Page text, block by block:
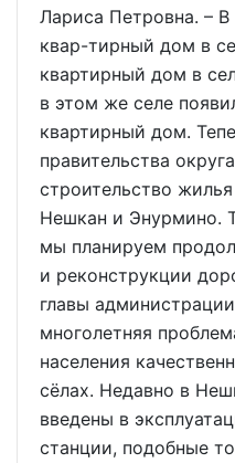
Лариса Петровна. –
квар-тирный дом в
квартирный дом в
в этом же селе
квартирный дом.
правительства
строительство
Нешкан и Энурмино.
мы планируем
и реконструкции
главы
многолетняя
населения
сёлах. Недавно в
введены в
станции, подобные